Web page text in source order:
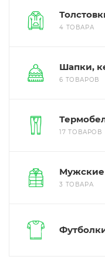
4 ТОВАРА
Шапки,
6 ТОВАРОВ
17 ТОВАРОВ
3 ТОВАРА